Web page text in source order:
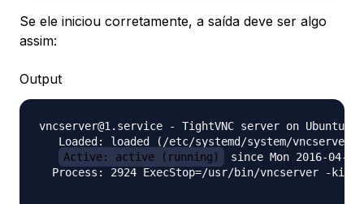
Se ele iniciou corretamente, a saída deve ser algo
assim:
Output
vncserver@1.service - TightVNC server on Ubuntu
Loaded: loaded (/etc/systemd/system/
Active: active (running)
since Mon 2016-04-
Process: 2924 ExecStop=/usr/bin/vncserver -